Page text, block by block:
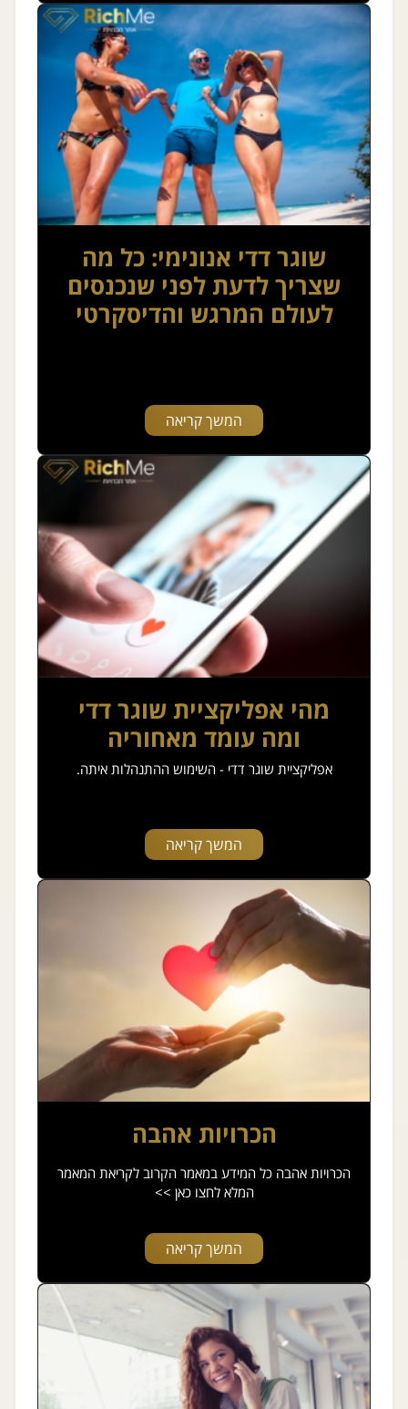
שוגר דדי אנונימי: כל מה
שצריך לדעת לפני שנכנסים
לעולם המרגש והדיסקרטי
המשך קריאה
מהי אפליקציית שוגר דדי
ומה עומד מאחוריה
אפליקציית שוגר דדי - השימוש ההתנהלות איתה.
המשך קריאה
הכרויות אהבה
הכרויות אהבה כל המידע במאמר הקרוב לקריאת המאמר
המלא לחצו כאן >>
המשך קריאה